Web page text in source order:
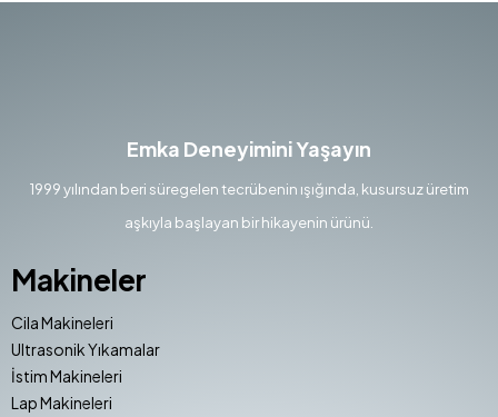
Emka Deneyimini Yaşayın
1999 yılından beri süregelen tecrübenin ışığında, kusursuz üretim
aşkıyla başlayan bir hikayenin ürünü.
Makineler
Cila Makineleri
Ultrasonik Yıkamalar
İstim Makineleri
Lap Makineleri